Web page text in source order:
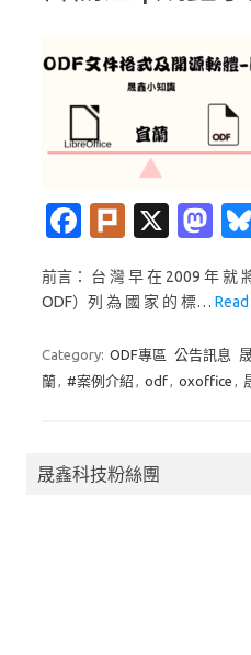
Fa
e
o
o
Pl
k
X
M
t
d
o
前言： 台 灣 早 在 2009 年 就
ODF）列 為 國 家 的 標…
Category: ODF專區 公告訊息
蘭, #案例介紹 , odf, oxoffice ,
晟鑫科技粉絲團